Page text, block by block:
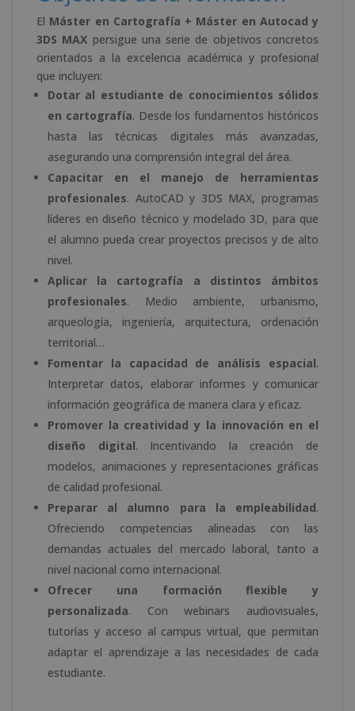
El Máster en Cartografía + Máster en Autocad y
3DS MAX persigue una serie de objetivos concretos
orientados a la excelencia académica y profesional
que incluyen:
Dotar al estudiante de conocimientos sólidos
en cartografía. Desde los fundamentos históricos
hasta las técnicas digitales más avanzadas,
asegurando una comprensión integral del área.
Capacitar en el manejo de herramientas
profesionales. AutoCAD y 3DS MAX, programas
líderes en diseño técnico y modelado 3D, para que
el alumno pueda crear proyectos precisos y de alto
nivel.
Aplicar la cartografía a distintos ámbitos
profesionales. Medio ambiente, urbanismo,
arqueología, ingeniería, arquitectura, ordenación
territorial…
Fomentar la capacidad de análisis espacial.
Interpretar datos, elaborar informes y comunicar
información geográfica de manera clara y eficaz.
Promover la creatividad y la innovación en el
diseño digital. Incentivando la creación de
modelos, animaciones y representaciones gráficas
de calidad profesional.
Preparar al alumno para la empleabilidad.
Ofreciendo competencias alineadas con las
demandas actuales del mercado laboral, tanto a
nivel nacional como internacional.
Ofrecer una formación flexible y
personalizada. Con webinars audiovisuales,
tutorías y acceso al campus virtual, que permitan
adaptar el aprendizaje a las necesidades de cada
estudiante.